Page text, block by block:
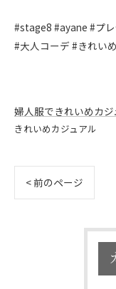
#stage8 #ayane #プ
#大人コーデ #きれい
婦人服できれいめカ
きれいめカジュアル
< 前のページ